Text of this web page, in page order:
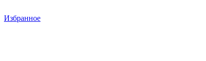
Избранное